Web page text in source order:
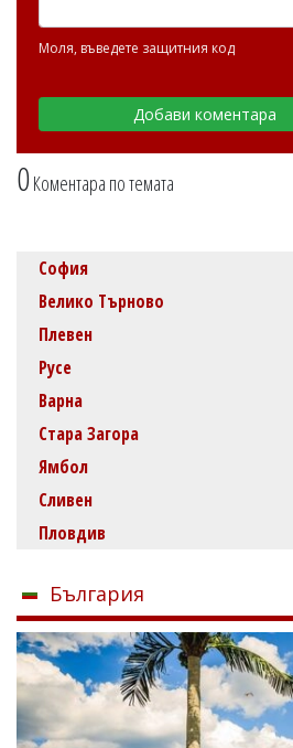
0Коментара по темата
Моля, въведете защитния код
София
Велико Търново
Плевен
Русе
Варна
Стара Загора
Ямбол
Сливен
Пловдив
България